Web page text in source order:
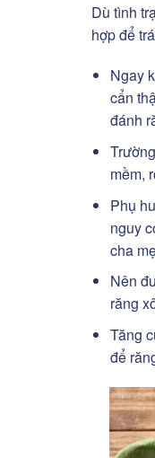
Dù tình
hợp để
Ngay
cẩn
đánh
mềm,
Phụ
nguy
cha
Nên
răng
Tăng
để